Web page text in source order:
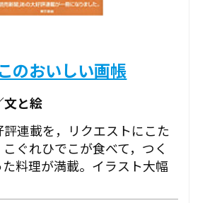
のおいしい画帳
文と絵
連載を，リクエストにこた
ぐれひでこが食べて，つく
料理が満載。イラスト大幅